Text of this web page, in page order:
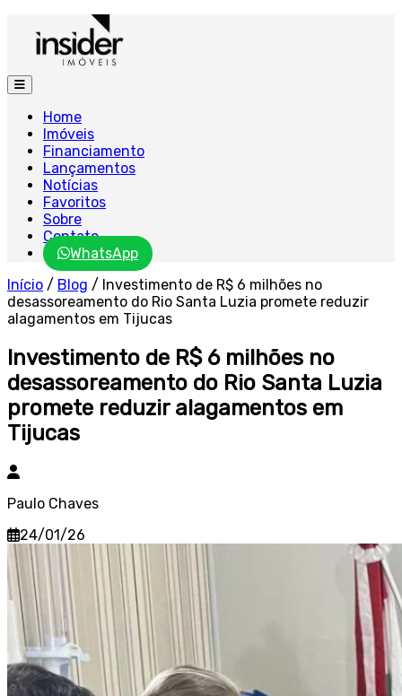
Home
Imóveis
Financiamento
Lançamentos
Notícias
Favoritos
Sobre
Contato
WhatsApp
Início / Blog / Investimento de R$ 6 milhões no
desassoreamento do Rio Santa Luzia promete reduzir
alagamentos em Tijucas
Investimento de R$ 6 milhões no
desassoreamento do Rio Santa Luzia
promete reduzir alagamentos em
Tijucas
Paulo Chaves
24/01/26